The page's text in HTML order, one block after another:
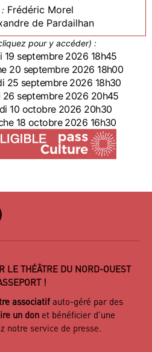
: Frédéric Morel
de Pardailhan
pour y accéder) :
19 septembre 2026 18h45
20 septembre 2026 18h00
25 septembre 2026 18h30
26 septembre 2026 20h45
10 octobre 2026 20h30
18 octobre 2026 16h30
LE THÉÂTRE DU NORD-OUEST
!
associatif auto-géré par des
un don et bénéficier d’une
notre service de presse.